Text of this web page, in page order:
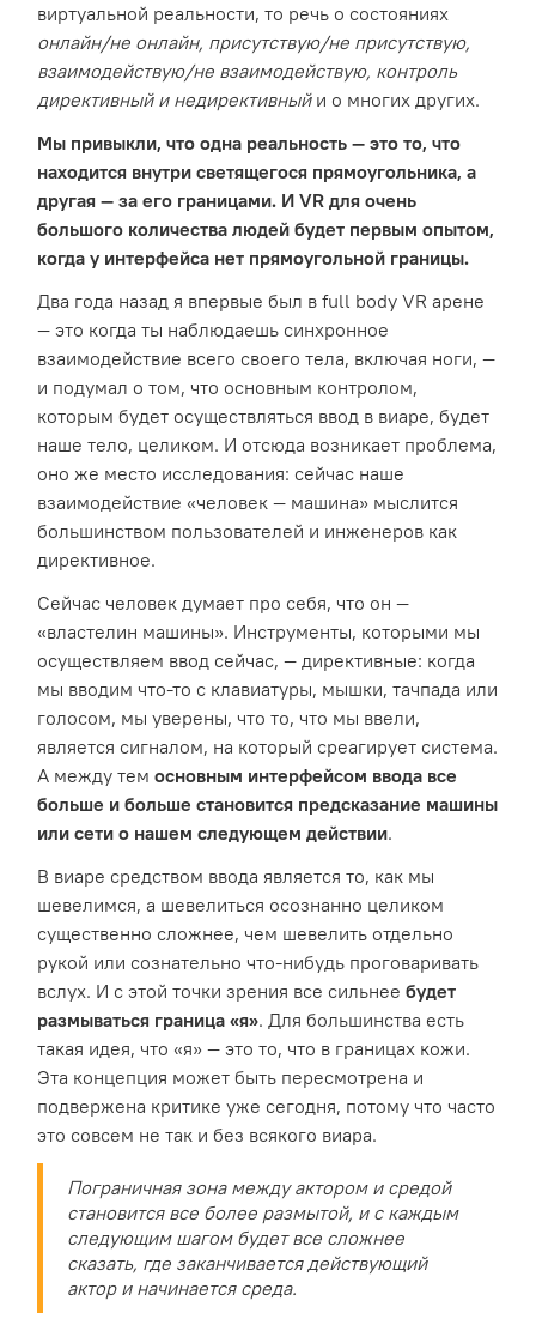
виртуальной реальности, то речь о состояниях
онлайн/не онлайн, присутствую/не присутствую,
взаимодействую/не взаимодействую, контроль
директивный и недирективныйи о многих других.
Мы привыкли, что одна реальность — это то, что
находится внутри светящегося прямоугольника, а
другая — за его границами. И VR для очень
большого количества людей будет первым опытом,
когда у интерфейса нет прямоугольной границы.
Два года назад я впервые был в full body VR арене
— это когда ты наблюдаешь синхронное
взаимодействие всего своего тела, включая ноги, —
и подумал о том, что основным контролом,
которым будет осуществляться ввод в виаре, будет
наше тело, целиком. И отсюда возникает проблема,
оно же место исследования: сейчас наше
взаимодействие «человек — машина» мыслится
большинством пользователей и инженеров как
директивное.
Сейчас человек думает про себя, что он —
«властелин машины». Инструменты, которыми мы
осуществляем ввод сейчас, — директивные: когда
мы вводим что-то с клавиатуры, мышки, тачпада или
голосом, мы уверены, что то, что мы ввели,
является сигналом, на который среагирует система.
А между темосновным интерфейсом ввода все
больше и больше становится предсказание машины
или сети о нашем следующем действии.
В виаре средством ввода является то, как мы
шевелимся, а шевелиться осознанно целиком
существенно сложнее, чем шевелить отдельно
рукой или сознательно что-нибудь проговаривать
вслух. И с этой точки зрения все сильнеебудет
размываться граница «я». Для большинства есть
такая идея, что «я» — это то, что в границах кожи.
Эта концепция может быть пересмотрена и
подвержена критике уже сегодня, потому что часто
это совсем не так и без всякого виара.
Пограничная зона между актором и средой
становится все более размытой, и с каждым
следующим шагом будет все сложнее
сказать, где заканчивается действующий
актор и начинается среда.